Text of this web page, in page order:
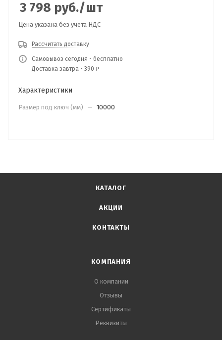
3 798 руб./шт
Цена указана без учета НДС
Рассчитать доставку
Самовывоз сегодня - бесплатно
Доставка завтра - 390 ₽
Характеристики
Размер под ключ (мм) — 10000
КАТАЛОГ
АКЦИИ
КОНТАКТЫ
КОМПАНИЯ
О компании
Отзывы
Сертификаты
Реквизиты